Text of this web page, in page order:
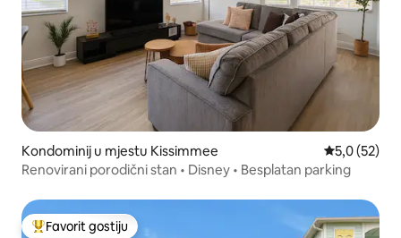
Kondominij u mjestu Kissimmee Prosječna
5,0 (52)
Renovirani porodični stan • Disney • Besplatan parking
Glavni favorit gostiju
Favorit gostiju